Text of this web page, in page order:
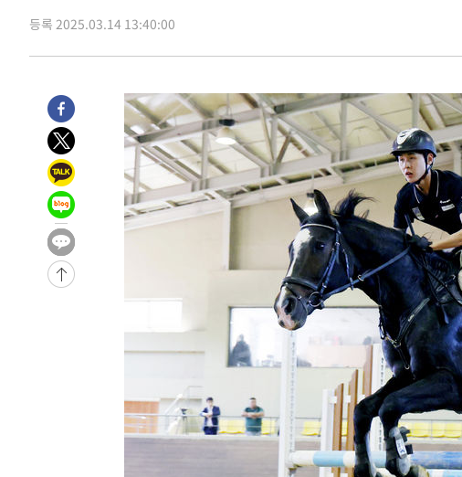
-15273초 전 >손흥민, 68분 뛰고 2경기 침묵…LAFC, 톨루카에 1-0 승리(종합)
-14545초 전 >'2경기 연속 침묵' 손흥민, 톨루카전 68분만 뛰고 슈팅 0개
-179초 전 >
'여긴 20도, 저긴 50도'…열화상 카메라로 본 폭염 저감시설 '온도차'
5분 전 > 콜롬비아 신임 우파 대통령 취임 하루만에 차량폭탄 폭발 사건
1시간 전 >
튀르키예 외무장관, "메카 3국 방위협정은 이란이 목표 아냐 " 밝혀
2시간 전 >
이군이 불법 군시설 건설한 레바논 남부에서 레바논군 3명 폭발로 부상
3시간 전 >
[속보]美중부 사령관, 이스라엘 긴급방문 다중화된 전선 상황 논의
3시간 전 >
美 국방부, 켄달 전 공군장관 보안허가 취소…“에어포스원 기밀정보, 언
론 누출”
3시간 전 >
‘축구의 신’ 아르헨티나 축구 선수 메시의 부친 지병 별세
-32111초 전 >
AT마드리드 데뷔 앞둔 이강인, 맨시티전 선발 대신 '벤치 시작'
[속보]與 강원·TK 당원투표 합산 김민석 48.54%로 승리…정청래
與 강원·TK 당원투표 합산 김민석 46.01%로 승리…정청래
[속보]與전대 권리당원투표…강원·경북 김민석, 대구 정청래 승리
[속보]與 당대표 경선, 경북 권리당원 투표 김민석 47.37%·정청래
[속보]與 당대표 경선, 대구 권리당원 투표 정청래 47.82%·김민석
[속보]與 당대표 경선, 강원 권리당원 투표 김민석 승리…50.30%
"일본축구협회, 대한축구협회 성 접대 의혹 심판 조사"
등록 2025.03.14 13:40:00